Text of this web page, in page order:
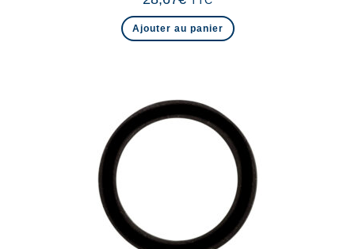
Ajouter au panier